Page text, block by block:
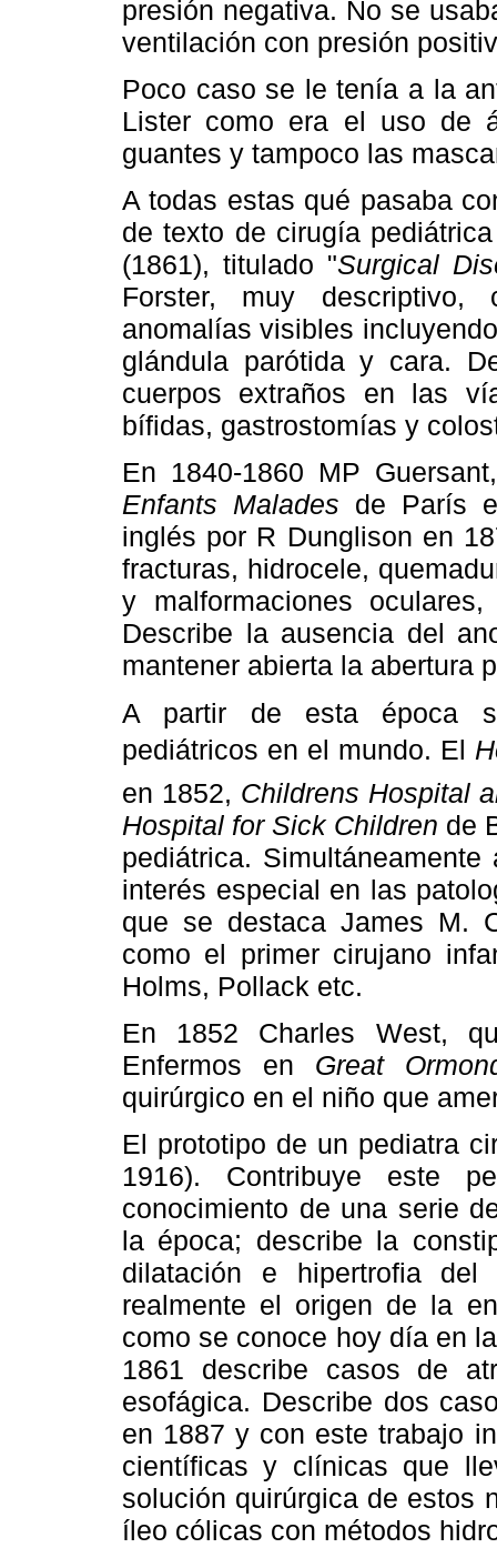
presión negativa. No se
ventilación con presión
Poco caso se le tenía a la
Lister como era el uso de
guantes y tampoco las
A todas estas qué pasaba
de texto de cirugía
(1861), titulado "Surgical
Forster, muy
anomalías visibles
glándula parótida y cara.
cuerpos extraños en las
bífidas, gastrostomías y
En 1840-1860 MP
Enfants Malades de París
inglés por R Dunglison en
fracturas, hidrocele,
y malformaciones
Describe la ausencia del
mantener abierta la abertura
A partir de esta época
pediátricos en el mundo. El
en 1852, Childrens Hospital
Hospital for Sick Children de
pediátrica.
interés especial en las
que se destaca James M.
como el primer cirujano
Holms, Pollack etc.
En 1852 Charles West,
Enfermos en Great
quirúrgico en el niño que
El prototipo de un pediatra
1916). Contribuye este
conocimiento de una serie
la época; describe la
dilatación e hipertrofia
realmente el origen de la
como se conoce hoy día en
1861 describe casos de
esofágica. Describe dos
en 1887 y con este trabajo
científicas y clínicas que
solución quirúrgica de estos
íleo cólicas con métodos